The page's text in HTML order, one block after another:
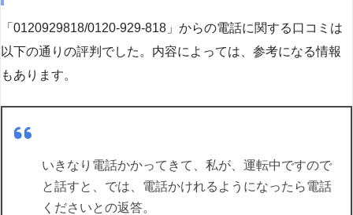
「0120929818/0120-929-818」からの電話に関する口コミは
以下の通りの評判でした。内容によっては、参考になる情報
もあります。
いきなり電話かかってきて、私が、運転中ですので
と話すと、では、電話かけれるようになったら電話
くださいとの返答。